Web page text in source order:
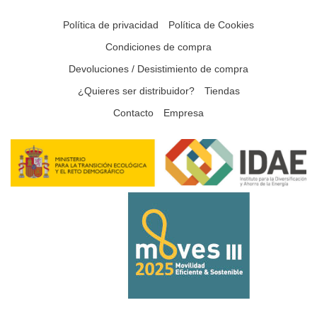
Política de privacidad
Política de Cookies
Condiciones de compra
Devoluciones / Desistimiento de compra
¿Quieres ser distribuidor?
Tiendas
Contacto
Empresa